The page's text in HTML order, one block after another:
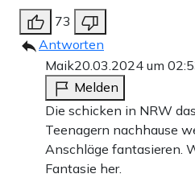
73
Antworten
Maik20.03.2024 um
Melden
Die schicken in NRW
Teenagern nachhause
Anschläge fantasieren.
Fantasie her.